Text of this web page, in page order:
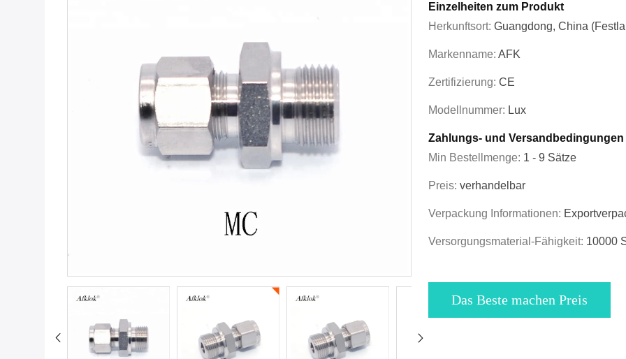
Einzelheiten zum Produkt
Herkunftsort: Guangdong, China
Markenname: AFK
Zertifizierung: CE
Modellnummer: Lux
Zahlungs- und Versandbedingungen
Min Bestellmenge: 1 - 9 Sätze
Preis: verhandelbar
Verpackung Informationen:
Versorgungsmaterial-Fähigkeit: 10000
Das Beste machen Preis